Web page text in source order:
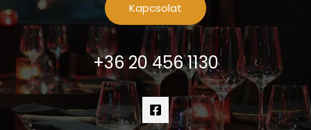
Kapcsolat
+36 20 456 1130